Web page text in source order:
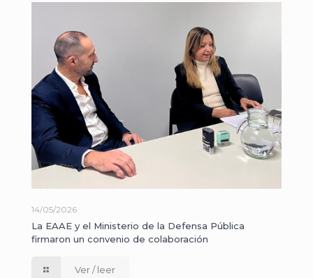
14/05/2026
La EAAE y el Ministerio de la Defensa Pública
firmaron un convenio de colaboración
Ver / leer